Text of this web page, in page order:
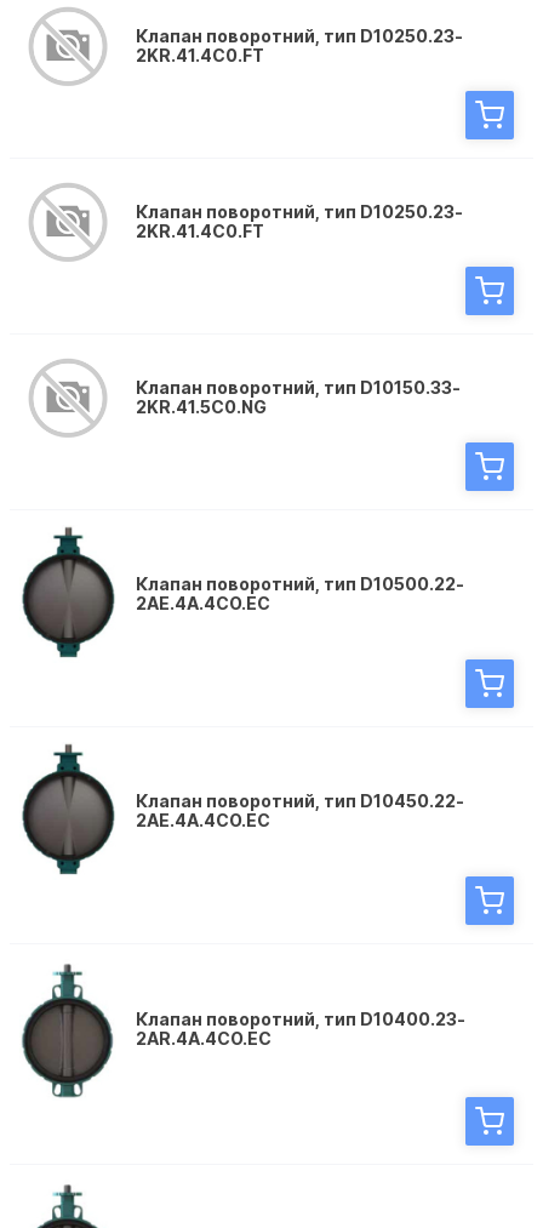
Клапан поворотний, тип D10250.23-
2KR.41.4C0.FT
Клапан поворотний, тип D10250.23-
2KR.41.4C0.FT
Клапан поворотний, тип D10150.33-
2KR.41.5C0.NG
Клапан поворотний, тип D10500.22-
2AE.4A.4CO.EC
Клапан поворотний, тип D10450.22-
2AE.4A.4CO.EC
Клапан поворотний, тип D10400.23-
2AR.4A.4CO.EC